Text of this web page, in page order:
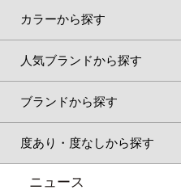
カラーから探す
人気ブランドから探す
ブランドから探す
度あり・度なしから探す
ニュース